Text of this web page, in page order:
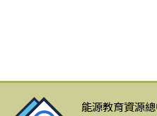
能源教育資源